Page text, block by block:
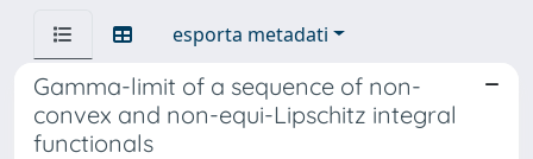
esporta metadati
Gamma-limit of a sequence of non-
convex and non-equi-Lipschitz integral
functionals